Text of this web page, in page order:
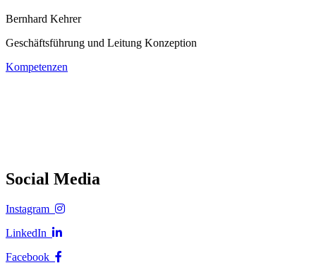
Bernhard Kehrer
Geschäftsführung und Leitung Konzeption
Kompetenzen
Social Media
Instagram
LinkedIn
Facebook